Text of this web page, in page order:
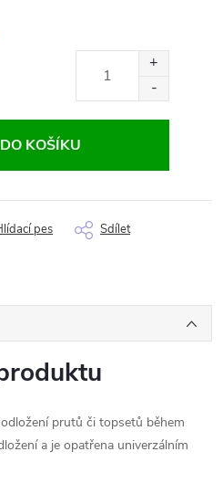
KOŠÍKU
pes Sdílet
prutů či topsetů během
a je opatřena univerzálním